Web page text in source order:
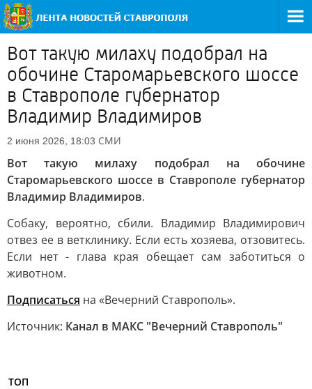
Вот такую милаху подобрал на
обочине Старомарьевского шоссе
в Ставрополе губернатор
Владимир Владимиров
2 июня 2026, 18:03 СМИ
Вот такую милаху подобрал на обочине
Старомарьевского шоссе в Ставрополе губернатор
Владимир Владимиров.
Собаку, вероятно, сбили. Владимир Владимирович
отвез ее в ветклинику. Если есть хозяева, отзовитесь.
Если нет - глава края обещает сам заботиться о
животном.
Подписаться на «Вечерний Ставрополь».
Источник: Канал в МАКС "Вечерний Ставрополь"
ТОП